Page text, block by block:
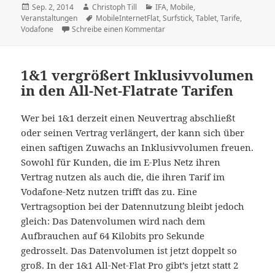
Veröffentlicht
am
Sep. 2, 2014 Autor
Christoph Till Kategorien
IFA, Mobile,
Veranstaltungen
Schlagwörter
MobileInternetFlat,Surfstick,Tablet,Tarife,
Vodafone
Schreibe einen Kommentarzu Vodafone bietet Surf-Tarife
1&1 vergrößert Inklusivvolumen
in den All-Net-Flatrate Tarifen
Wer bei 1&1 derzeit einen Neuvertrag abschließt
oder seinen Vertrag verlängert, der kann sich über
einen saftigen Zuwachs an Inklusivvolumen freuen.
Sowohl für Kunden, die im E-Plus Netz ihren
Vertrag nutzen als auch die, die ihren Tarif im
Vodafone-Netz nutzen trifft das zu. Eine
Vertragsoption bei der Datennutzung bleibt jedoch
gleich: Das Datenvolumen wird nach dem
Aufbrauchen auf 64 Kilobits pro Sekunde
gedrosselt. Das Datenvolumen ist jetzt doppelt so
groß. In der 1&1 All-Net-Flat Pro gibt’s jetzt statt 2